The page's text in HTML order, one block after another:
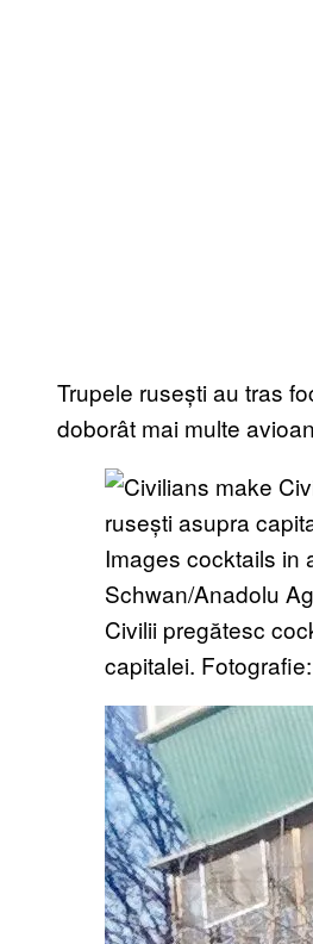
Trupele rusești au tras
doborât mai multe
Civilii pregătesc
capitalei.